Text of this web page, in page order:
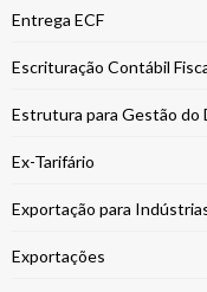
Entrega ECF
Escrituração Contábil
Estrutura para Gestão do
Ex-Tarifário
Exportação para
Exportações